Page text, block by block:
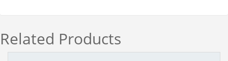
Related Products